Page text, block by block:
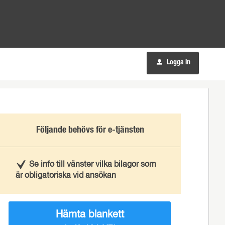
u Logga in
Följande behövs för e-tjänsten
Se info till vänster vilka bilagor som
är obligatoriska vid ansökan
Hämta blankett